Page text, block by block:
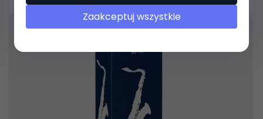
Zaakceptuj wszystkie